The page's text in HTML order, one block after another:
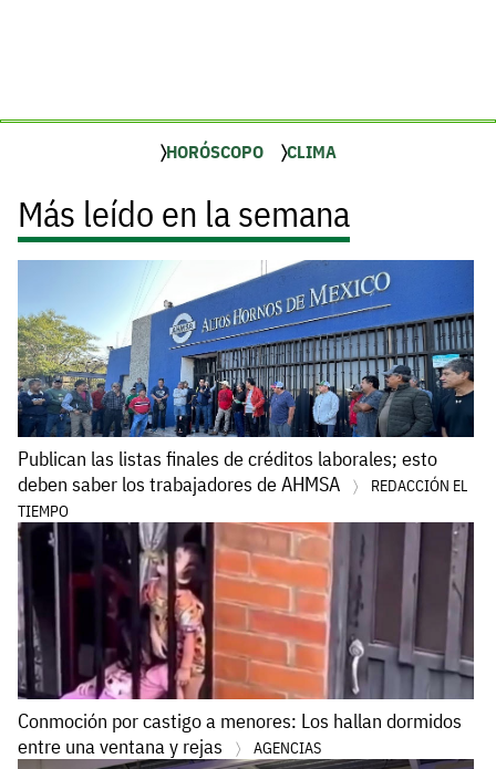
HORÓSCOPO CLIMA
Más leído en la semana
Publican las listas finales de créditos laborales; esto
deben saber los trabajadores de AHMSA
REDACCIÓN EL
TIEMPO
Conmoción por castigo a menores: Los hallan dormidos
entre una ventana y rejas
AGENCIAS